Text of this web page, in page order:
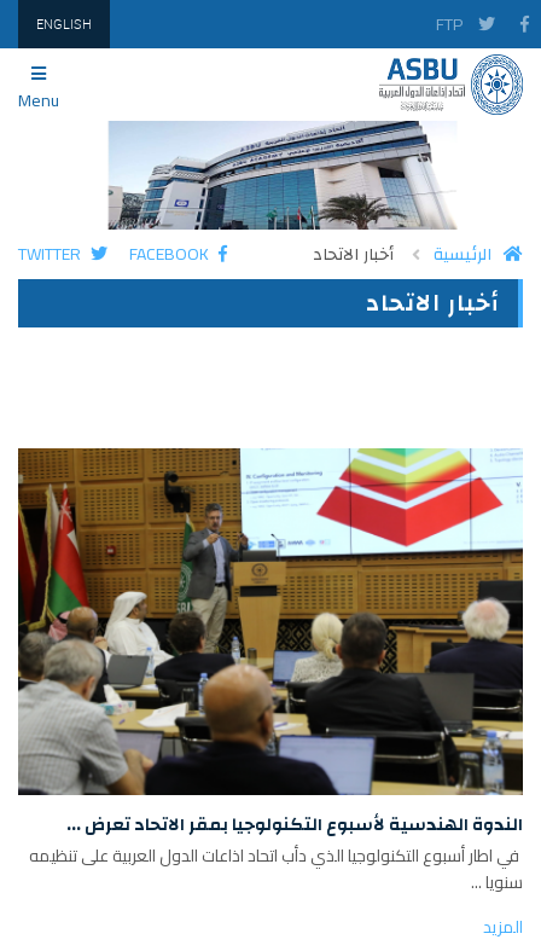
FTP
ENGLISH
Menu
الرئيسية أخبار الاتحاد
أخبار الاتحاد
الندوة الهندسية لأسبوع التكنولوجيا بمقر الاتحاد تعرض ...
في اطار أسبوع التكنولوجيا الذي دأب اتحاد اذاعات الدول العربية على تنظيمه
سنويا ...
المزيد